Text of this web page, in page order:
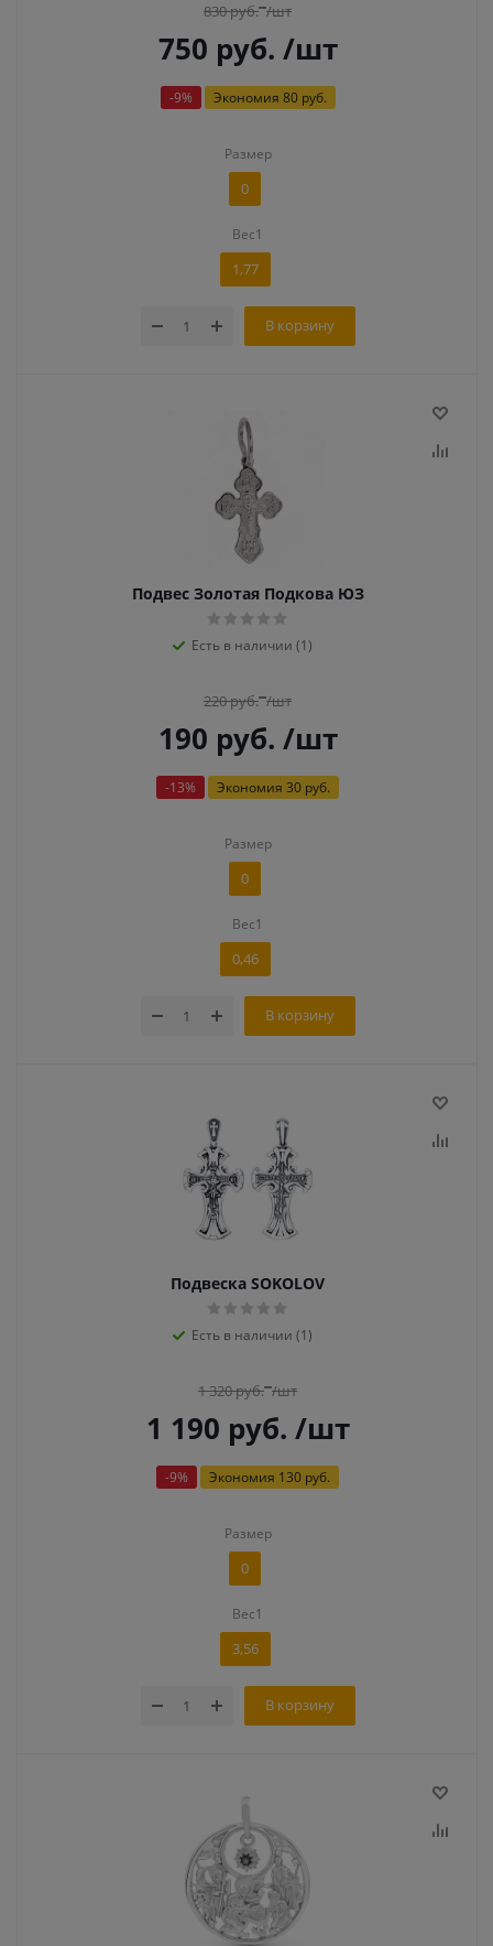
830руб. /шт
750 руб. /шт
-9% Экономия 80 руб.
Размер
0
Вес1
1,77
В корзину
Подвес Золотая Подкова ЮЗ
Есть в наличии (1)
220руб. /шт
190 руб. /шт
-13% Экономия 30 руб.
Размер
0
Вес1
0,46
В корзину
Подвеска SOKOLOV
Есть в наличии (1)
1 320руб. /шт
1 190 руб. /шт
-9% Экономия 130 руб.
Размер
0
Вес1
3,56
В корзину